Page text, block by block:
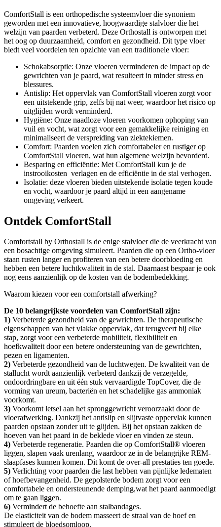
ComfortStall is een orthopedische systeemvloer die synoniem
geworden met een innovatieve, hoogwaardige stalvloer die het
welzijn van paarden verbeterd. Deze Orthostall is ontworpen met
het oog op duurzaamheid, comfort en gezondheid. Dit type vloer
biedt veel voordelen ten opzichte van een traditionele vloer:
Schokabsorptie: Onze vloeren verminderen de impact op de
gewrichten van je paard, wat resulteert in minder stress en
blessures.
Antislip: Het oppervlak van ComfortStall vloeren zorgt voor
een uitstekende grip, zelfs bij nat weer, waardoor het risico op
uitglijden wordt verminderd.
Hygiëne: Onze naadloze vloeren voorkomen ophoping van
vuil en vocht, wat zorgt voor een gemakkelijke reiniging en
minimaliseert de verspreiding van ziektekiemen.
Comfort: Paarden voelen zich comfortabeler en rustiger op
ComfortStall vloeren, wat hun algemene welzijn bevorderd.
Besparing en efficiëntie: Met ComfortStall kun je de
instrooikosten verlagen en de efficiëntie in de stal verhogen.
Isolatie: deze vloeren bieden uitstekende isolatie tegen koude
en vocht, waardoor je paard altijd in een aangename
omgeving verkeert.
Ontdek ComfortStall
Comfortstall by Orthostall is de enige stalvloer die de veerkracht van
een bosachtige omgeving simuleert. Paarden die op een Ortho-vloer
staan rusten langer en profiteren van een betere doorbloeding en
hebben een betere luchtkwaliteit in de stal. Daarnaast bespaar je ook
nog eens aanzienlijk op de kosten van de bodembedekking.
Waarom kiezen voor een comfortstall afwerking?
De 10 belangrijkste voordelen van ComfortStall zijn:
1) Verbeterde gezondheid van de gewrichten. De therapeutische
eigenschappen van het vlakke oppervlak, dat terugveert bij elke
stap, zorgt voor een verbeterde mobiliteit, flexibiliteit en
hoefkwaliteit door een betere ondersteuning van de gewrichten,
pezen en ligamenten.
2) Verbeterde gezondheid van de luchtwegen. De kwaliteit van de
stallucht wordt aanzienlijk verbeterd dankzij de verzegelde,
ondoordringbare en uit één stuk vervaardigde TopCover, die de
vorming van ureum, bacteriën en het schadelijke gas ammoniak
voorkomt.
3) Voorkomt letsel aan het spronggewricht veroorzaakt door de
vloerafwerking. Dankzij het antislip en slijtvaste oppervlak kunnen
paarden opstaan zonder uit te glijden. Bij het opstaan zakken de
hoeven van het paard in de beklede vloer en vinden ze steun.
4) Verbeterde regeneratie. Paarden die op ComfortStall® vloeren
liggen, slapen vaak urenlang, waardoor ze in de belangrijke REM-
slaapfases kunnen komen. Dit komt de over-all prestaties ten goede.
5) Verlichting voor paarden die last hebben van pijnlijke ledematen
of hoefbevangenheid. De gepolsterde bodem zorgt voor een
comfortabele en ondersteunende demping,wat het paard aanmoedigt
om te gaan liggen.
6) Vermindert de behoefte aan stalbandages.
De elasticiteit van de bodem masseert de straal van de hoef en
stimuleert de bloedsomloop.